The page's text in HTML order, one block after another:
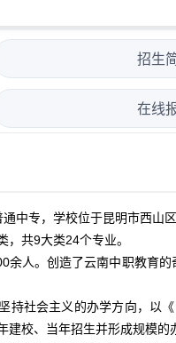
招生
在线
中专，学校位于昆明市西山
共9大类24个专业。
人。创造了云南中职教育的
社会主义的办学方向，以
校、当年招生并形成规模的